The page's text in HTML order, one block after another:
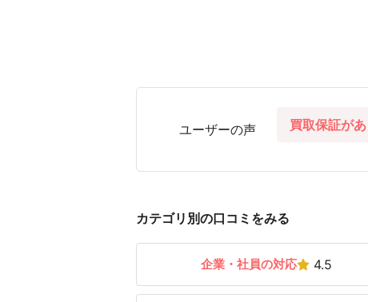
ユーザーの声 買取保証が
カテゴリ別の口コミをみる
企業・社員の対応 4.5